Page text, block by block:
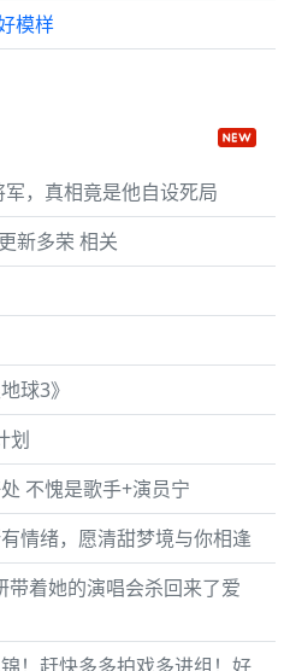
模样
军，真相竟是他自设死局
新多荣 相关
球3》
划
不愧是歌手+演员宁
情绪，愿清甜梦境与你相逢
着她的演唱会杀回来了爱